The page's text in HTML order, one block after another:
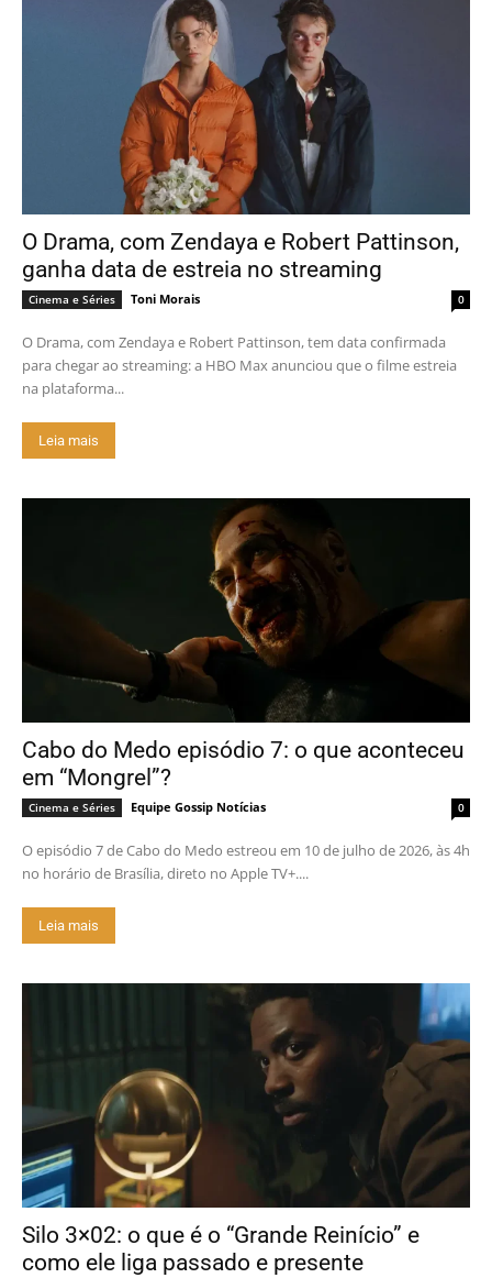
O Drama, com Zendaya e Robert Pattinson,
ganha data de estreia no streaming
Cinema e Séries Toni Morais 0
O Drama, com Zendaya e Robert Pattinson, tem data confirmada
para chegar ao streaming: a HBO Max anunciou que o filme estreia
na plataforma...
Leia mais
Cabo do Medo episódio 7: o que aconteceu
em “Mongrel”?
Cinema e Séries Equipe Gossip Notícias 0
O episódio 7 de Cabo do Medo estreou em 10 de julho de 2026, às 4h
no horário de Brasília, direto no Apple TV+....
Leia mais
Silo 3×02: o que é o “Grande Reinício” e
como ele liga passado e presente